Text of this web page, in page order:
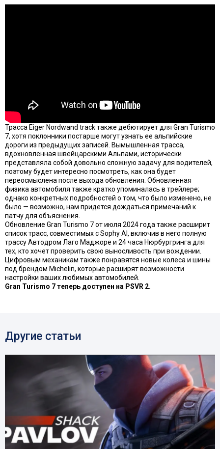
Трасса Eiger Nordwand track также дебютирует для Gran Turismo
7, хотя поклонники постарше могут узнать ее альпийские
дороги из предыдущих записей. Вымышленная трасса,
вдохновленная швейцарскими Альпами, исторически
представляла собой довольно сложную задачу для водителей,
поэтому будет интересно посмотреть, как она будет
переосмыслена после выхода обновления. Обновленная
физика автомобиля также кратко упоминалась в трейлере;
однако конкретных подробностей о том, что было изменено, не
было — возможно, нам придется дождаться примечаний к
патчу для объяснения.
Обновление Gran Turismo 7 от июля 2024 года также расширит
список трасс, совместимых с Sophy AI, включив в него полную
трассу Автодром Лаго Маджоре и 24 часа Нюрбургринга для
тех, кто хочет проверить свою выносливость при вождении.
Цифровым механикам также понравятся новые колеса и шины
под брендом Michelin, которые расширят возможности
настройки ваших любимых автомобилей.
Gran Turismo 7 теперь доступен на PSVR 2.
Другие статьи